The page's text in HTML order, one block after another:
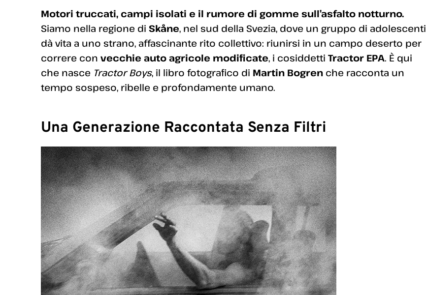
Motori truccati, campi isolati e il rumore di gomme sull’asfalto notturno.
Siamo nella regione di Skåne, nel sud della Svezia, dove un gruppo di adolescenti
dà vita a uno strano, affascinante rito collettivo: riunirsi in un campo deserto per
correre con vecchie auto agricole modificate, i cosiddetti Tractor EPA. È qui
che nasce Tractor Boys, il libro fotografico di Martin Bogren che racconta un
tempo sospeso, ribelle e profondamente umano.
Una Generazione Raccontata Senza Filtri